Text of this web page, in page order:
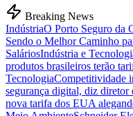
Breaking News
IndústriaO Porto Seguro da
Sendo o Melhor Caminho
SaláriosIndústria e
produtos brasileiros terão
TecnologiaCompetitividade
segurança digital, diz diretor
nova tarifa dos EUA